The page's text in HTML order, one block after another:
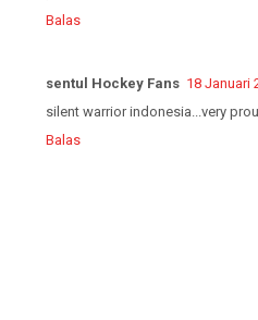
Balas
sentul Hockey Fans 18 Januari
silent warrior indonesia...very
Balas